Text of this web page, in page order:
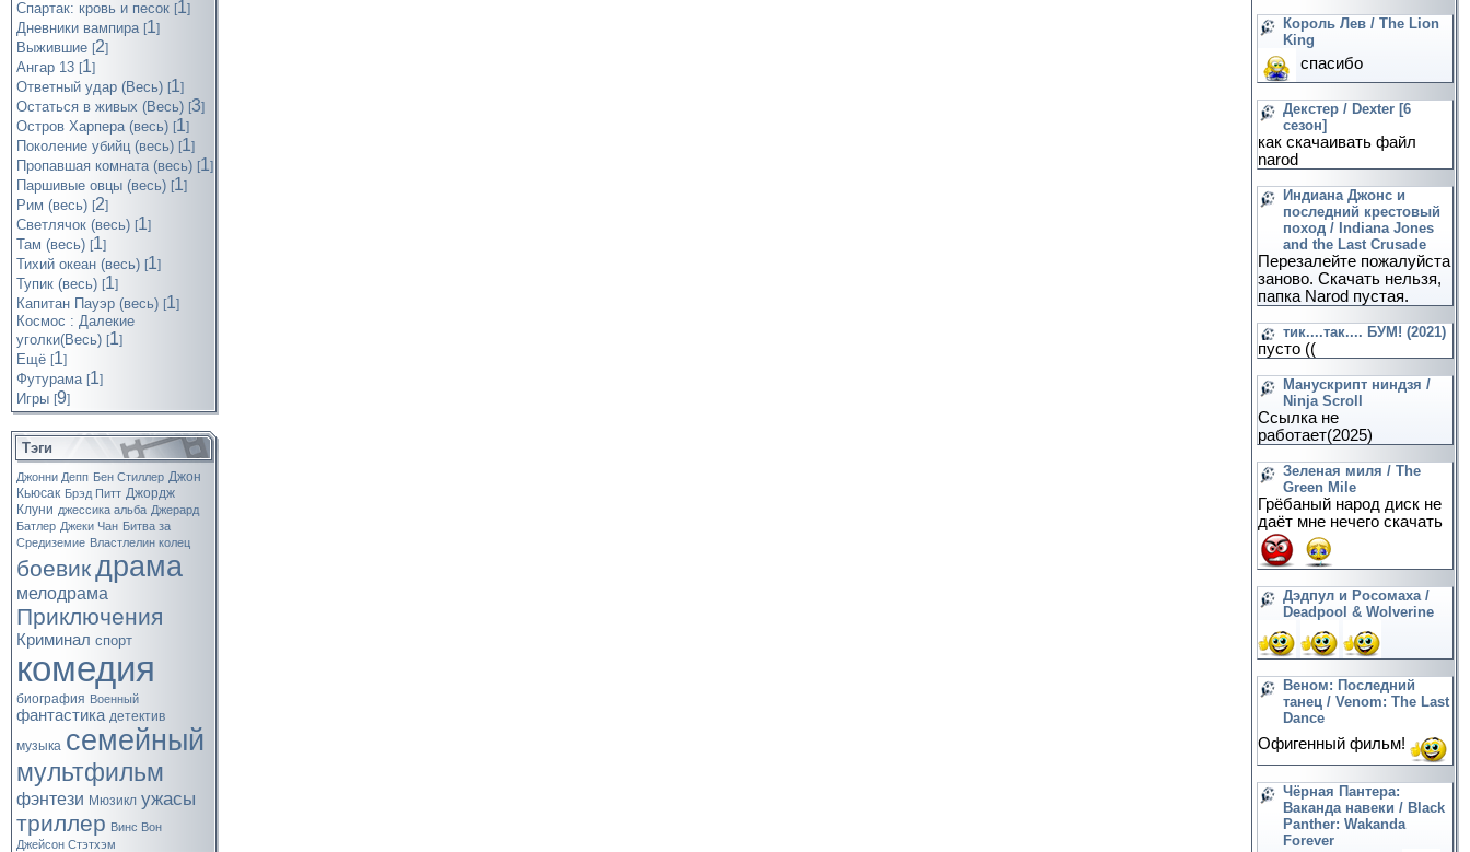
Спартак: кровь и песок [1]
Дневники вампира [1]
Выжившие [2]
Ангар 13 [1]
Ответный удар (Весь) [1]
Остаться в живых (Весь) [3]
Остров Харпера (весь) [1]
Поколение убийц (весь) [1]
Пропавшая комната (весь) [1]
Паршивые овцы (весь) [1]
Рим (весь) [2]
Светлячок (весь) [1]
Там (весь) [1]
Тихий океан (весь) [1]
Тупик (весь) [1]
Капитан Пауэр (весь) [1]
Космос : Далекие
уголки(Весь) [1]
Ещё [1]
Футурама [1]
Игры [9]
Тэги
Джонни Депп Бен Стиллер Джон
Кьюсак Брэд Питт Джордж
Клуни джессика альба Джерард
Батлер Джеки Чан Битва за
Средиземие Властлелин колец
боевикдрама
мелодрама
Приключения
Криминал спорт
комедия
биография Военный
фантастика детектив
музыка семейный
мультфильм
фэнтези Мюзикл ужасы
триллер Винс Вон
Джейсон Стэтхэм
Король Лев / The Lion
King
спасибо
Декстер / Dexter [6
сезон]
как скачаивать файл
narod
Индиана Джонс и
последний крестовый
поход / Indiana Jones
and the Last Crusade
Перезалейте пожалуйста
заново. Скачать нельзя,
папка Narod пустая.
тик....так.... БУМ! (2021)
пусто ((
Манускрипт ниндзя /
Ninja Scroll
Ссылка не
работает(2025)
Зеленая миля / The
Green Mile
Грёбаный народ диск не
даёт мне нечего скачать
Дэдпул и Росомаха /
Deadpool & Wolverine
Веном: Последний
танец / Venom: The Last
Dance
Офигенный фильм!
Чёрная Пантера:
Ваканда навеки / Black
Panther: Wakanda
Forever